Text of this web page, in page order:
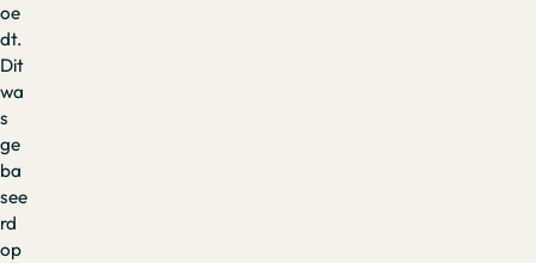
oe
dt.
Dit
wa
s
ge
ba
see
rd
op